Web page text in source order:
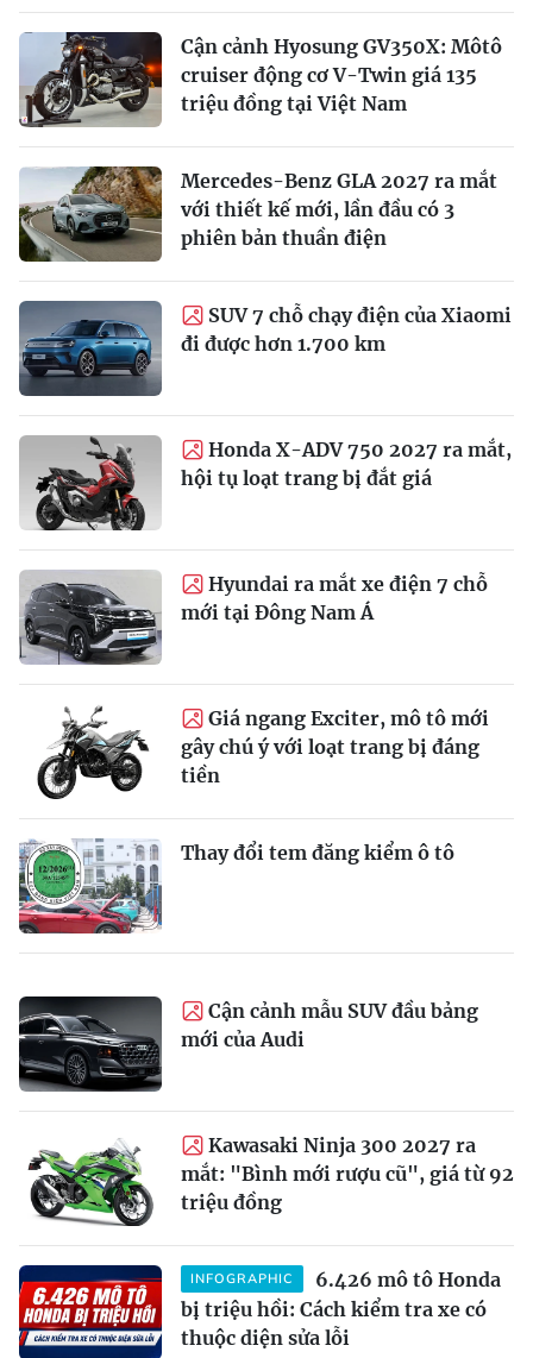
Cận cảnh Hyosung GV350X: Môtô
cruiser động cơ V-Twin giá 135
triệu đồng tại Việt Nam
Mercedes-Benz GLA 2027 ra mắt
với thiết kế mới, lần đầu có 3
phiên bản thuần điện
SUV 7 chỗ chạy điện của Xiaomi
đi được hơn 1.700 km
Honda X-ADV 750 2027 ra mắt,
hội tụ loạt trang bị đắt giá
Hyundai ra mắt xe điện 7 chỗ
mới tại Đông Nam Á
Giá ngang Exciter, mô tô mới
gây chú ý với loạt trang bị đáng
tiền
Thay đổi tem đăng kiểm ô tô
Cận cảnh mẫu SUV đầu bảng
mới của Audi
Kawasaki Ninja 300 2027 ra
mắt: "Bình mới rượu cũ", giá từ 92
triệu đồng
INFOGRAPHIC
6.426 mô tô Honda
bị triệu hồi: Cách kiểm tra xe có
thuộc diện sửa lỗi